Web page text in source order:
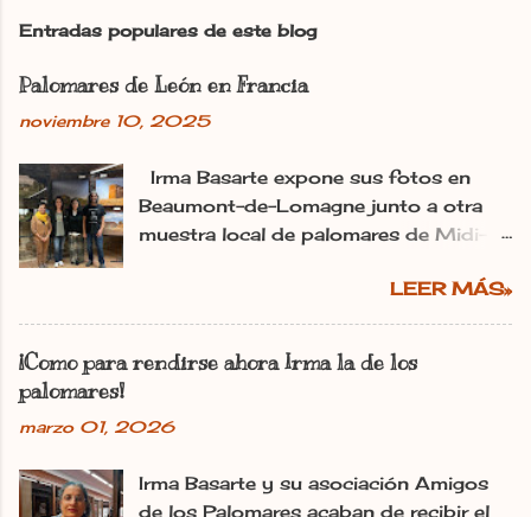
a
u
c
m
e
n
t
a
Entradas populares de este blog
Palomares de León en Francia
noviembre 10, 2025
Irma Basarte expone sus fotos en
Beaumont-de-Lomagne junto a otra
muestra local de palomares de Midi-
izquierda) con Miguel Pastrana y las
colaboradoras francesas. dl Ana
Gaitero León 11.11.2025 | 06:00
Actualizado: 11.11.2025 | 10:25 En:
Pirineos La utopía de Irma Basarte
plantado en Francia con los palomares
LEER MÁS»
¡Como para rendirse ahora Irma la de los
palomares!
marzo 01, 2026
Irma Basarte y su asociación Amigos
de los Palomares acaban de recibir el